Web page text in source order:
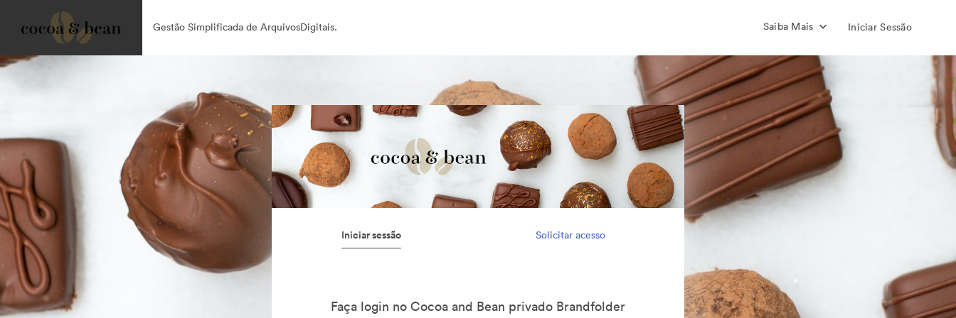
Gestão Simplificada de ArquivosDigitais. Saiba Mais Iniciar Sessão
Iniciar sessão Solicitar acesso
Faça login no Cocoa and Bean privado Brandfolder